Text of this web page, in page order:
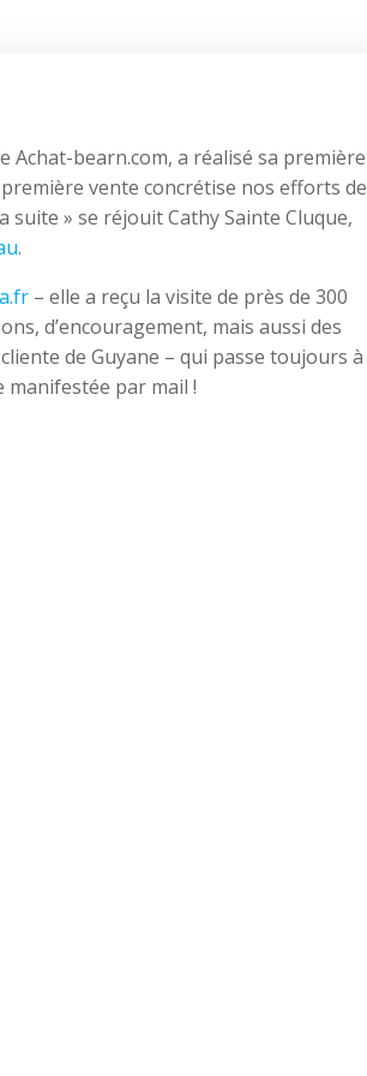
bearn.com, a réalisé sa première
vente concrétise nos efforts de
» se réjouit Cathy Sainte Cluque,
.
– elle a reçu la visite de près de 300
d’encouragement, mais aussi des
de Guyane – qui passe toujours à
manifestée par mail !